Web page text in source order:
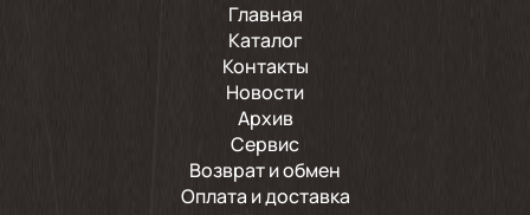
Главная
Каталог
Контакты
Новости
Архив
Сервис
Возврат и обмен
Оплата и доставка